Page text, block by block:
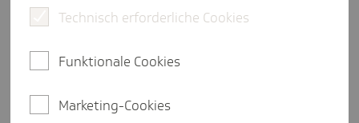
Hessen ist das einzige Bundesland, in dem alle
Krankenhäuser qualifizierte
Patientensicherheitsbeauftragte benannt haben.
Diese haben sich, was ebenfalls bundesweit
7 Minuten Lesezeit
Technisch erforderliche Cookies
Funktionale Cookies
Marketing-Cookies